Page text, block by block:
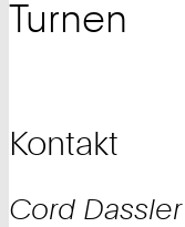
Turnen
Kontakt
Cord Dassler